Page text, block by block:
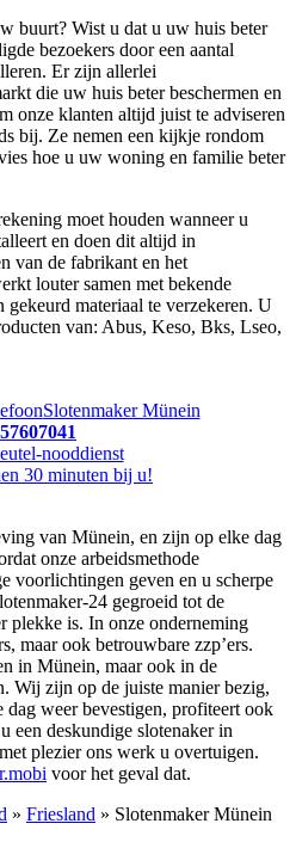
buurt? Wist u dat u uw huis beter
bezoekers door een aantal
Er zijn allerlei
die uw huis beter beschermen en
onze klanten altijd juist te adviseren
bij. Ze nemen een kijkje rondom
hoe u uw woning en familie beter
moet houden wanneer u
en doen dit altijd in
van de fabrikant en het
louter samen met bekende
materiaal te verzekeren. U
van: Abus, Keso, Bks, Lseo,
Slotenmaker Münein
nooddienst
30 minuten bij u!
van Münein, en zijn op elke dag
onze arbeidsmethode
voorlichtingen geven en u scherpe
24 gegroeid tot de
plekke is. In onze onderneming
maar ook betrouwbare zzp’ers.
in Münein, maar ook in de
Wij zijn op de juiste manier bezig,
dag weer bevestigen, profiteert ook
een deskundige slotenaker in
plezier ons werk u overtuigen.
voor het geval dat.
» Friesland » Slotenmaker Münein